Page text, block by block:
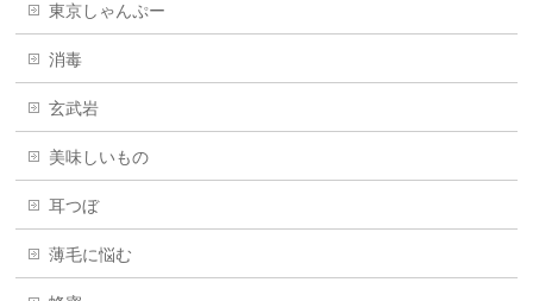
東京しゃんぷー
消毒
玄武岩
美味しいもの
耳つぼ
薄毛に悩む